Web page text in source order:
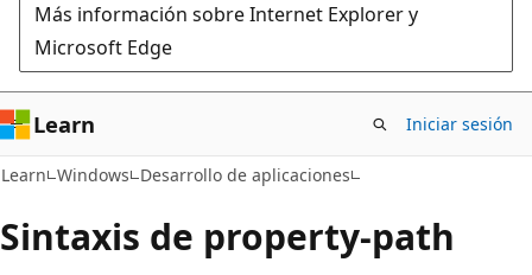
Más información sobre Internet Explorer y
Microsoft Edge
Learn Iniciar sesión
Learn Windows Desarrollo de aplicaciones
Sintaxis de property-path